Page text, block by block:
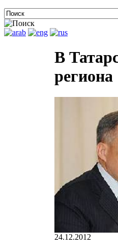
В
региона
24.12.2012